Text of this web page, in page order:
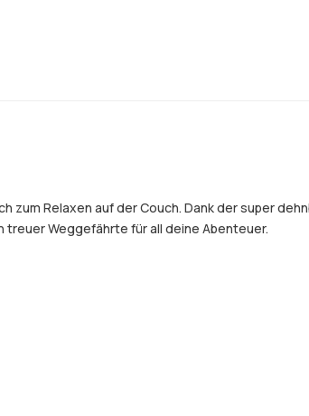
Relaxen auf der Couch. Dank der super
Weggefährte für all deine Abenteuer.